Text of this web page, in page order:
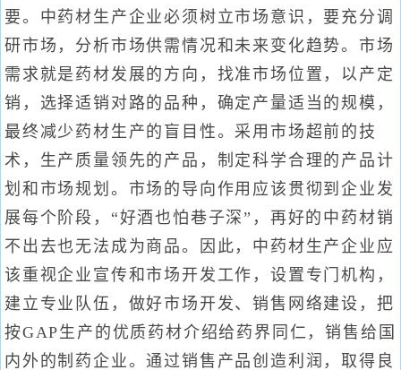
要。中药材生产企业必须树立市场意识，要充分调
研市场，分析市场供需情况和未来变化趋势。市场
需求就是药材发展的方向，找准市场位置，以产定
销，选择适销对路的品种，确定产量适当的规模，
最终减少药材生产的盲目性。采用市场超前的技
术，生产质量领先的产品，制定科学合理的产品计
划和市场规划。市场的导向作用应该贯彻到企业发
展每个阶段，“好酒也怕巷子深”，再好的中药材销
不出去也无法成为商品。因此，中药材生产企业应
该重视企业宣传和市场开发工作，设置专门机构，
建立专业队伍，做好市场开发、销售网络建设，把
按GAP生产的优质药材介绍给药界同仁，销售给国
内外的制药企业。通过销售产品创造利润，取得良